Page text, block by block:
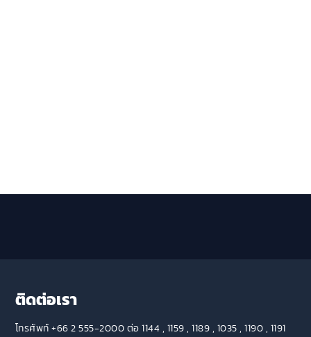
ติดต่อเรา
โทรศัพท์ +66 2 555-2000 ต่อ 1144 , 1159 , 1189 , 1035 , 1190 , 1191